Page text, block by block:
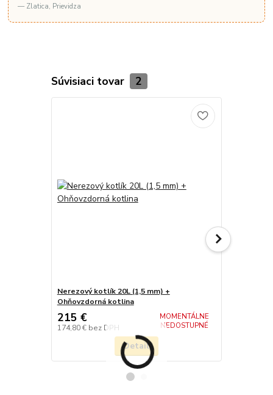
— Zlatica, Prievidza
Súvisiaci tovar 2
Nerezový kotlík 20L (1,5 mm) +
Ohňovzdorná kotlina
215 €
174,80 € bez DPH
MOMENTÁLNE
NEDOSTUPNÉ
Detail